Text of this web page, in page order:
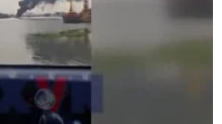
Âu đã bỏ phiếu
trọng hình thành nền
tương lai nhằm quản lý
tạo (AI) như ChatGPT